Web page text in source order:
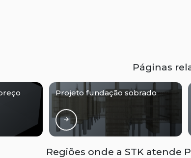
Páginas
Projeto fundação sobrado
Regiões onde a STK atende